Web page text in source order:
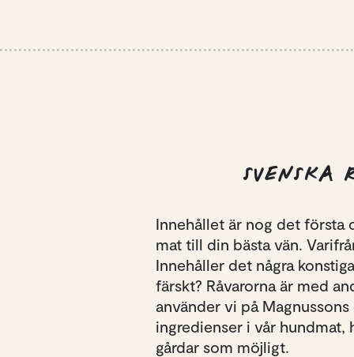
SVENSKA
Innehållet är nog det första
mat till din bästa vän.
Innehåller det några
färskt? Råvarorna är med
använder vi på
ingredienser i vår hundmat,
gårdar som möjligt.